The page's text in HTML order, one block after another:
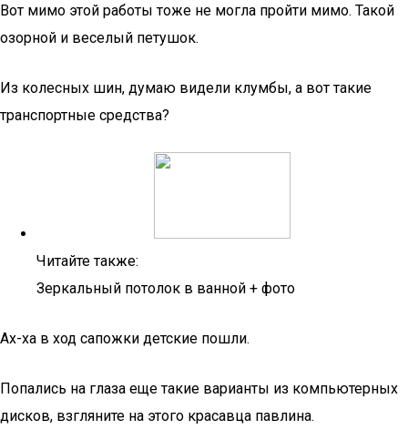
Вот мимо этой работы тоже не могла пройти мимо. Такой
озорной и веселый петушок.
Из колесных шин, думаю видели клумбы, а вот такие
транспортные средства?
Читайте также:
Зеркальный потолок в ванной + фото
Ах-ха в ход сапожки детские пошли.
Попались на глаза еще такие варианты из компьютерных
дисков, взгляните на этого красавца павлина.